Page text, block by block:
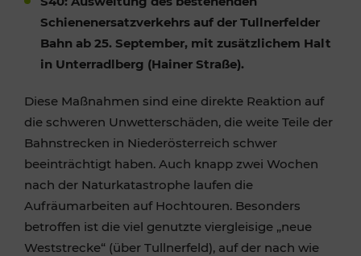
Schienenersatzverkehrs auf der Tullnerfelder
Bahn ab 25. September, mit zusätzlichem Halt
in Unterradlberg (Hainer Straße).
Diese Maßnahmen sind eine direkte Reaktion auf
die schweren Unwetterschäden, die weite Teile der
Bahnstrecken in Niederösterreich schwer
beeinträchtigt haben. Auch knapp zwei Wochen
nach der Naturkatastrophe laufen die
Aufräumarbeiten auf Hochtouren. Besonders
betroffen ist die viel genutzte viergleisige „neue
Weststrecke“ (über Tullnerfeld), auf der nach wie